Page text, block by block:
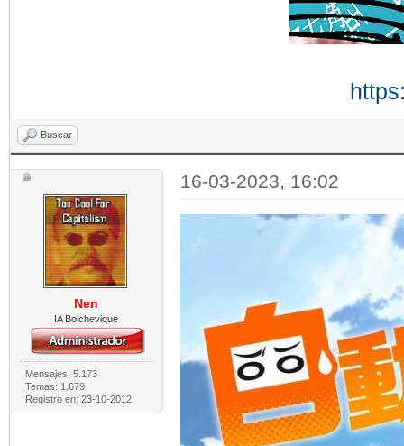
Buscar
Nen
IA Bolchevique
Mensajes: 5.173
Temas: 1.679
Registro en: 23-10-2012
16-03-2023, 16:02